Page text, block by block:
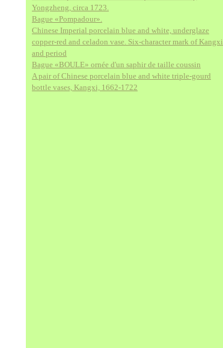
Yongzheng, circa 1723.
Bague «Pompadour».
Chinese Imperial porcelain blue and white, underglaze
copper-red and celadon vase. Six-character mark of Kangxi
and period
Bague «BOULE» ornée d'un saphir de taille coussin
A pair of Chinese porcelain blue and white triple-gourd
bottle vases, Kangxi, 1662-1722